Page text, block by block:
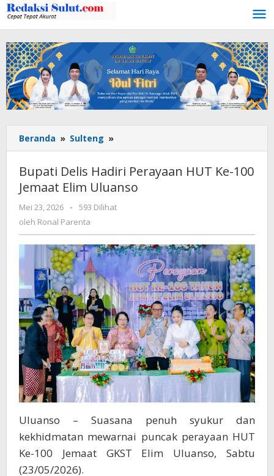
Lewati
ke
konten
Beranda » Sulteng »
Delis
Perayaan
HUT
Uluanso
Bupati Delis Hadiri Perayaan HUT Ke-100
Jemaat Elim Uluanso
Mei 23, 2026
oleh
Ronal
-
593 Dilihat
oleh Ronal Parenta
Uluanso – Suasana penuh syukur dan
kekhidmatan mewarnai puncak perayaan HUT
Ke-100 Jemaat GKST Elim Uluanso, Sabtu
(23/05/2026).